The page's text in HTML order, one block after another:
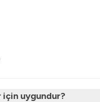
uygundur?